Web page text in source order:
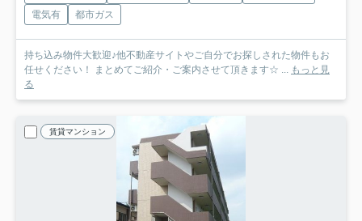
電気有
都市ガス
持ち込み物件大歓迎♪他不動産サイトやご自分でお探しされた物件もお
任せください！ まとめてご紹介・ご案内させて頂きます☆ ...
もっと見
る
賃貸マンション